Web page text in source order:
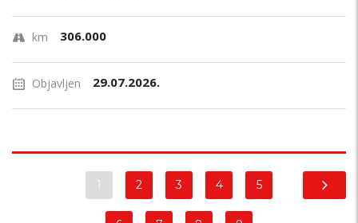
km 306.000
Objavljen 29.07.2026.
1 2 3 4 5